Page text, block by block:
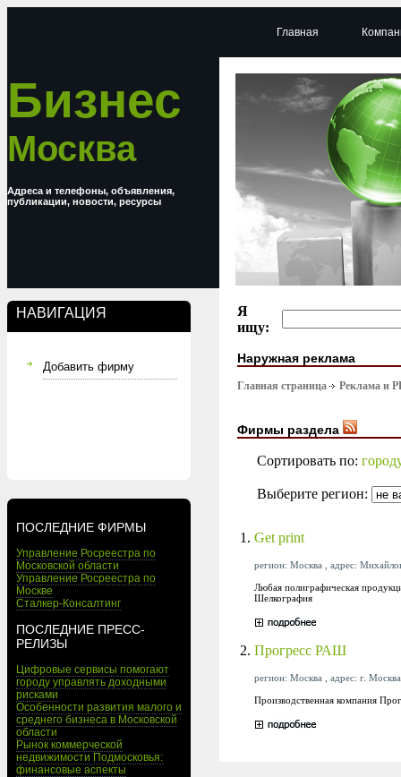
Бизнес
Москва
Адреса и телефоны, объявления,
публикации, новости, ресурсы
НАВИГАЦИЯ
Добавить фирму
ПОСЛЕДНИЕ ФИРМЫ
Управление Росреестра по
Московской области
Управление Росреестра по
Москве
Сталкер-Консалтинг
ПОСЛЕДНИЕ ПРЕСС-
РЕЛИЗЫ
Цифровые сервисы помогают
городу управлять доходными
рисками
Особенности развития малого и
среднего бизнеса в Московской
области
Рынок коммерческой
недвижимости Подмосковья:
финансовые аспекты
Главная
Я
ищу:
Наружная реклама
Главная страница Реклама и
Фирмы раздела
Сортировать по:
Выберите регион:
1. Get print
регион: Москва , адрес:
Любая полиграфическая
Шелкография
2. Прогресс РАШ
регион: Москва , адрес: г.
Производственная компания